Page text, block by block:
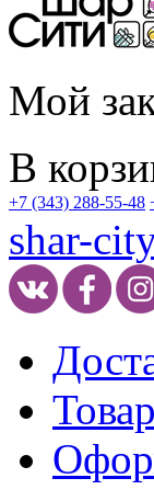
Мой
В
+7 (343) 288-55-48
shar-